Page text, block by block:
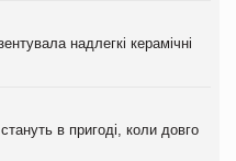
надлегкі керамічні
в пригоді, коли довго